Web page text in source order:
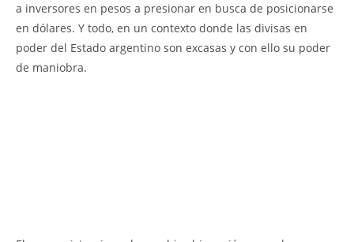
a inversores en pesos a presionar en busca de posicionarse
en dólares. Y todo, en un contexto donde las divisas en
poder del Estado argentino son excasas y con ello su poder
de maniobra.